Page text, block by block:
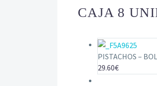
CAJA 8
PISTACHOS –
29.60€